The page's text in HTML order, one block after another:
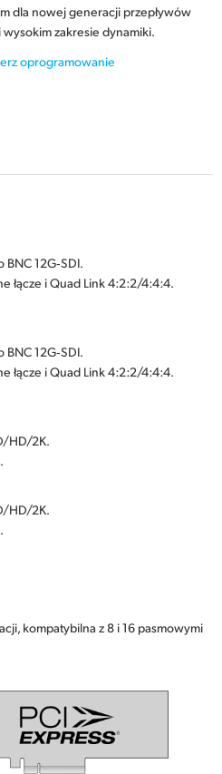
dla nowej generacji przepływów
zakresie dynamiki.
oprogramowanie
12G‑SDI.
łącze i Quad Link 4:2:2/4:4:4.
12G‑SDI.
łącze i Quad Link 4:2:2/4:4:4.
HD/2K.
HD/2K.
kompatybilna z 8 i 16 pasmowymi